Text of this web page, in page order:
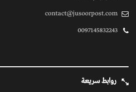
contact@jusoorpost.com
0097145832243
روابط سريعة